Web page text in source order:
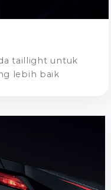
taillight untuk
lebih baik